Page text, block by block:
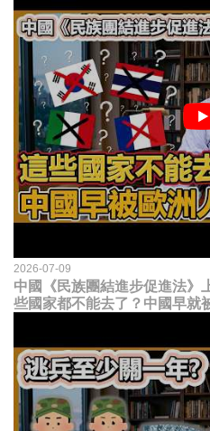
2026-07-09
中國《民族團結進步促進法》
些國家都不能去了？中國早就